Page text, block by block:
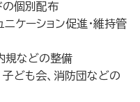
の個別配布
ケーション促進・維持管
規などの整備
ども会、消防団などの